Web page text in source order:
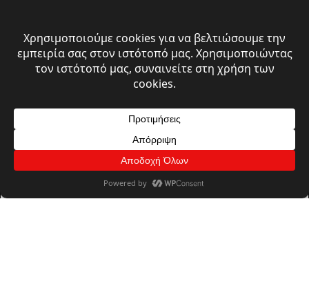
Πολιτική Απορρήτου & Cookies
Όροι Χρήσης
Design, Develpoment & Support